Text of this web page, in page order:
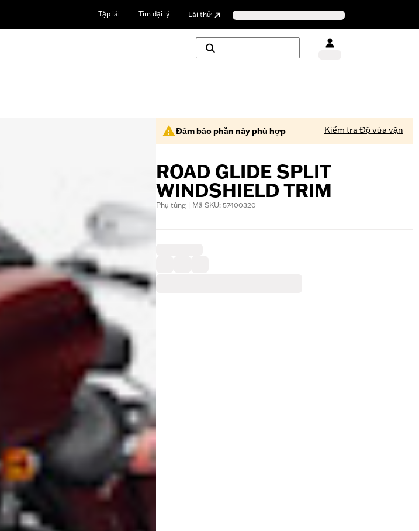
Tập lái Tìm đại lý Lái thử
Đảm bảo phần này phù hợp Kiểm tra Độ vừa vặn
ROAD GLIDE SPLIT
WINDSHIELD TRIM
Phụ tùng | Mã SKU: 57400320